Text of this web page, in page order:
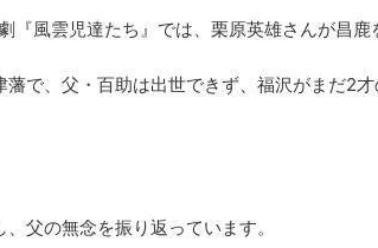
『風雲児達たち』では、栗原英雄さんが昌鹿
藩で、父・百助は出世できず、福沢がまだ2
父の無念を振り返っています。